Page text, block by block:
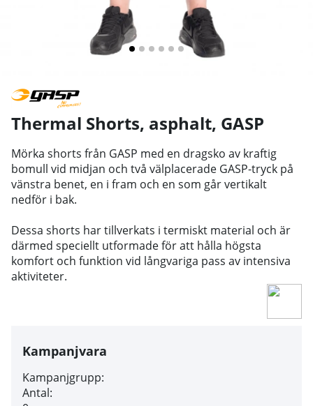
Thermal Shorts, asphalt, GASP
Mörka shorts från GASP med en dragsko av kraftig
bomull vid midjan och två välplacerade GASP-tryck på
vänstra benet, en i fram och en som går vertikalt
nedför i bak.
Dessa shorts har tillverkats i termiskt material och är
därmed speciellt utformade för att hålla högsta
komfort och funktion vid långvariga pass av intensiva
aktiviteter.
Kampanjvara
Kampanjgrupp:
Antal: